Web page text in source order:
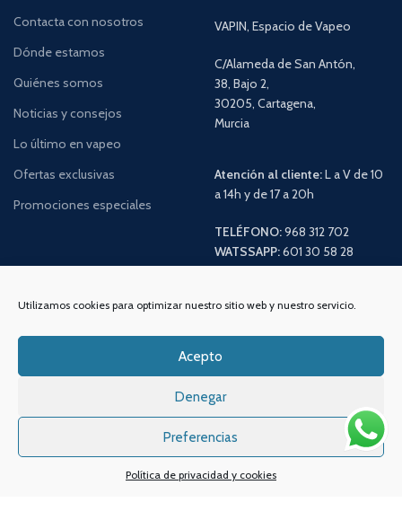
Utilizamos cookies para optimizar nuestro sitio web y nuestro servicio.
Acepto
Denegar
Preferencias
Política de privacidad y cookies
Contacta con nosotros
Dónde estamos
Quiénes somos
Noticias y consejos
Lo último en vapeo
Ofertas exclusivas
Promociones especiales
VAPIN, Espacio de Vapeo
C/Alameda de San Antón,
38, Bajo 2,
30205, Cartagena,
Murcia
Atención al cliente:L a V de 10
a 14h y de 17 a 20h
TELÉFONO:968 312 702
WATSSAPP:601 30 58 28
Email:info@vapeo.es
Sistemas de pagos Sistema de envío